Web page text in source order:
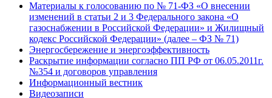
Материалы к голосованию по № 71-ФЗ «О внесении
изменений в статьи 2 и 3 Федерального закона «О
газоснабжении в Российской Федерации» и Жилищный
кодекс Российской Федерации» (далее – ФЗ № 71)
Энергосбережение и энергоэффективность
Раскрытие информации согласно ПП РФ от 06.05.2011г.
№354 и договоров управления
Информационный вестник
Видеозаписи